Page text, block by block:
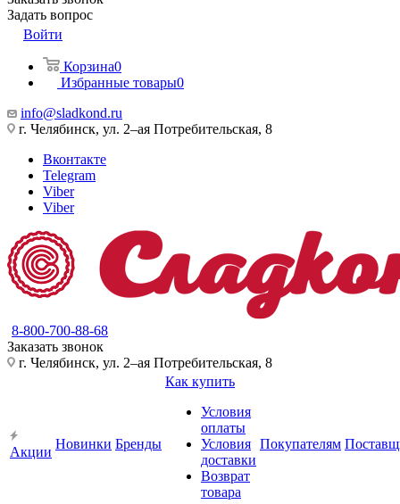
Задать вопрос
Войти
Корзина0
Избранные товары0
info@sladkond.ru
г. Челябинск, ул. 2–ая Потребительская, 8
Вконтакте
Telegram
Viber
Viber
8-800-700-88-68
Заказать звонок
г. Челябинск, ул. 2–ая Потребительская, 8
Акции
Новинки Бренды
Как купить
Условия
оплаты
Условия
доставки
Возврат
товара
Покупателям